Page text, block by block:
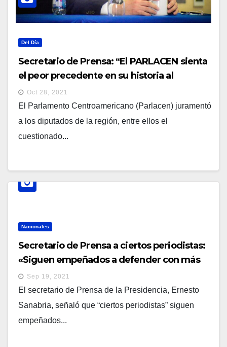
Del Día
Secretario de Prensa: “El PARLACEN sienta
el peor precedente en su historia al
juramentar al corrupto de Norman Quijano»
Oct 28, 2021
El Parlamento Centroamericano (Parlacen) juramentó
a los diputados de la región, entre ellos el
cuestionado...
Nacionales
Secretario de Prensa a ciertos periodistas:
«Siguen empeñados a defender con más
fuerza a sus patrones y sus profundos
intereses antidemocráticos”
Sep 19, 2021
El secretario de Prensa de la Presidencia, Ernesto
Sanabria, señaló que “ciertos periodistas” siguen
empeñados...